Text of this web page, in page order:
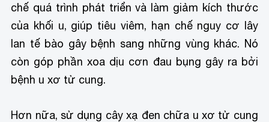
chế quá trình phát triển và làm giảm kích thước
của khối u, giúp tiêu viêm, hạn chế nguy cơ lây
lan tế bào gây bệnh sang những vùng khác. Nó
còn góp phần xoa dịu cơn đau bụng gây ra bởi
bệnh u xơ tử cung.
Hơn nữa, sử dụng cây xạ đen chữa u xơ tử cung